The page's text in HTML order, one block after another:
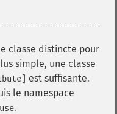
classe distincte pour
simple, une classe
est suffisante.
le namespace
use.